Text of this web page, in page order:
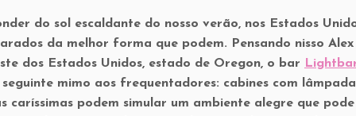
do sol escaldante do nosso verão, nos Estados
da melhor forma que podem. Pensando nisso Alex
dos Estados Unidos, estado de Oregon, o bar
mimo aos frequentadores: cabines com
caríssimas podem simular um ambiente alegre que